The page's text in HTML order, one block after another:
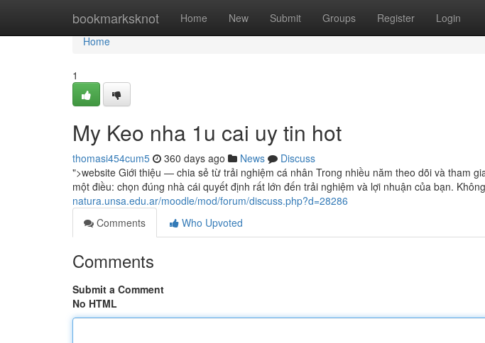
bookmarksknot Home New Submit Groups Register Login
Home
Home
1
My Keo nha 1u cai uy tin hot
thomasi454cum5 360 days ago News
Discuss
">website Giới thiệu — chia sẻ từ trải nghiệm cá nhân Trong nhiều năm theo dõi và tham
một điều: chọn đúng nhà cái quyết định rất lớn đến trải nghiệm và lợi nhuận của bạn.
natura.unsa.edu.ar/moodle/mod/forum/discuss.php?d=28286
Comments
Who Upvoted
Comments
Submit a Comment
No HTML